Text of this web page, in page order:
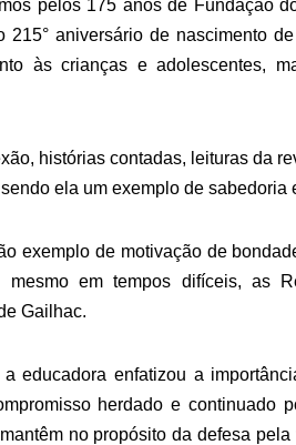
pelos 175 anos de Fundação
aniversário de nascimento
às crianças e adolescentes,
histórias contadas, leituras da
ela um exemplo de sabedoria
exemplo de motivação de
mesmo em tempos difíceis, as
Gailhac.
educadora enfatizou a
herdado e continuado
no propósito da defesa